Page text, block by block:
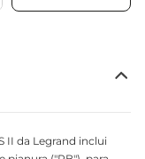
II da Legrand inclui